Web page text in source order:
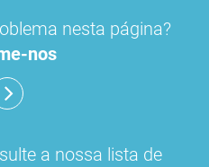
nesta página?
nos
a nossa lista de